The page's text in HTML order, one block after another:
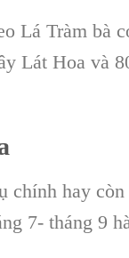
Lá Tràm bà
Lát Hoa và
hay
7- tháng 9